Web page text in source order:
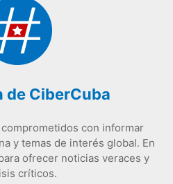
de CiberCuba
con informar
y temas de interés global. En
ofrecer noticias veraces y
críticos.